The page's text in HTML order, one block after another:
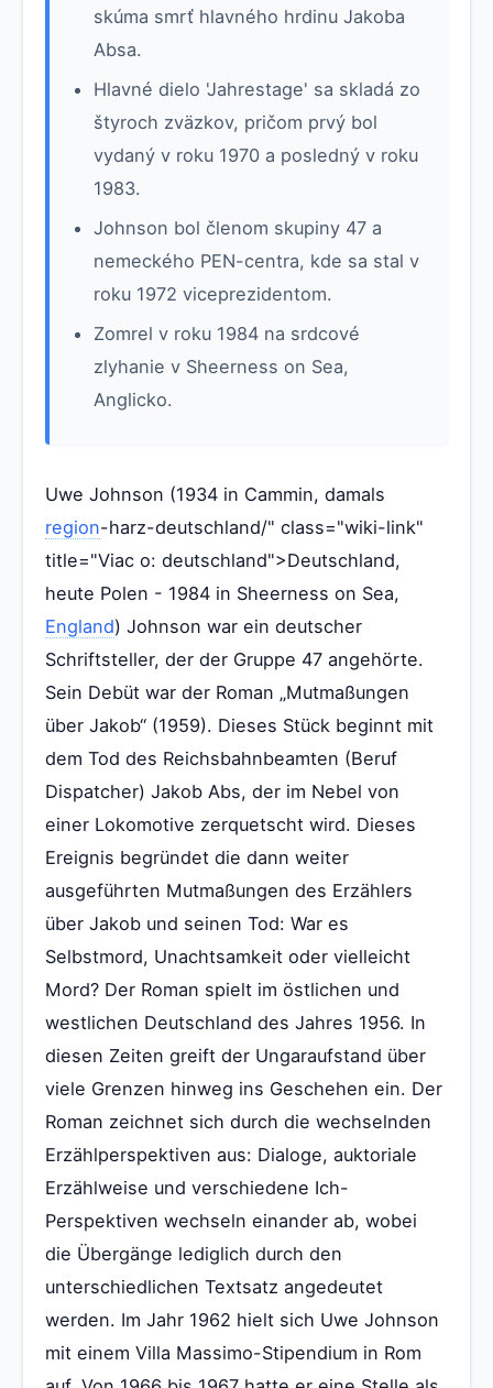
skúma smrť hlavného hrdinu Jakoba
Absa.
Hlavné dielo 'Jahrestage' sa skladá zo
štyroch zväzkov, pričom prvý bol
vydaný v roku 1970 a posledný v roku
1983.
Johnson bol členom skupiny 47 a
nemeckého PEN-centra, kde sa stal v
roku 1972 viceprezidentom.
Zomrel v roku 1984 na srdcové
zlyhanie v Sheerness on Sea,
Anglicko.
Uwe Johnson (1934 in Cammin, damals
region-harz-deutschland/" class="wiki-link"
title="Viac o: deutschland">Deutschland,
heute Polen - 1984 in Sheerness on Sea,
England) Johnson war ein deutscher
Schriftsteller, der der Gruppe 47 angehörte.
Sein Debüt war der Roman „Mutmaßungen
über Jakob“ (1959). Dieses Stück beginnt mit
dem Tod des Reichsbahnbeamten (Beruf
Dispatcher) Jakob Abs, der im Nebel von
einer Lokomotive zerquetscht wird. Dieses
Ereignis begründet die dann weiter
ausgeführten Mutmaßungen des Erzählers
über Jakob und seinen Tod: War es
Selbstmord, Unachtsamkeit oder vielleicht
Mord? Der Roman spielt im östlichen und
westlichen Deutschland des Jahres 1956. In
diesen Zeiten greift der Ungaraufstand über
viele Grenzen hinweg ins Geschehen ein. Der
Roman zeichnet sich durch die wechselnden
Erzählperspektiven aus: Dialoge, auktoriale
Erzählweise und verschiedene Ich-
Perspektiven wechseln einander ab, wobei
die Übergänge lediglich durch den
unterschiedlichen Textsatz angedeutet
werden. Im Jahr 1962 hielt sich Uwe Johnson
mit einem Villa Massimo-Stipendium in Rom